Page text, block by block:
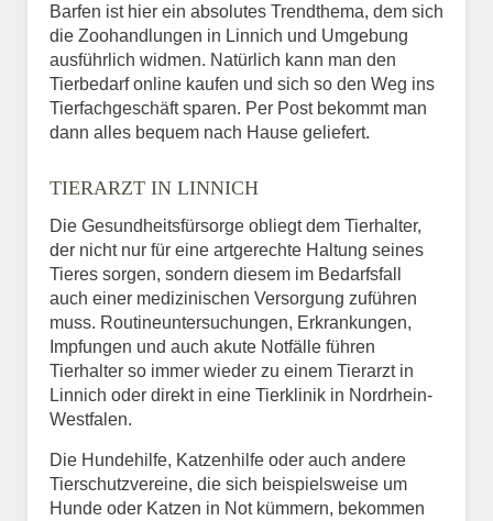
Barfen ist hier ein absolutes Trendthema, dem sich
die Zoohandlungen in Linnich und Umgebung
ausführlich widmen. Natürlich kann man den
Tierbedarf online kaufen und sich so den Weg ins
Tierfachgeschäft sparen. Per Post bekommt man
dann alles bequem nach Hause geliefert.
TIERARZT IN LINNICH
Die Gesundheitsfürsorge obliegt dem Tierhalter,
der nicht nur für eine artgerechte Haltung seines
Tieres sorgen, sondern diesem im Bedarfsfall
auch einer medizinischen Versorgung zuführen
muss. Routineuntersuchungen, Erkrankungen,
Impfungen und auch akute Notfälle führen
Tierhalter so immer wieder zu einem Tierarzt in
Linnich oder direkt in eine Tierklinik in Nordrhein-
Westfalen.
Die Hundehilfe, Katzenhilfe oder auch andere
Tierschutzvereine, die sich beispielsweise um
Hunde oder Katzen in Not kümmern, bekommen